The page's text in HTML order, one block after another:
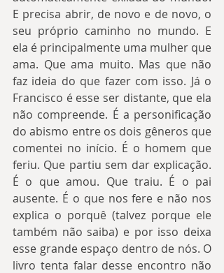
E precisa abrir, de novo e de novo, o
seu próprio caminho no mundo. E
ela é principalmente uma mulher que
ama. Que ama muito. Mas que não
faz ideia do que fazer com isso. Já o
Francisco é esse ser distante, que ela
não compreende. É a personificação
do abismo entre os dois gêneros que
comentei no início. É o homem que
feriu. Que partiu sem dar explicação.
É o que amou. Que traiu. É o pai
ausente. É o que nos fere e não nos
explica o porquê (talvez porque ele
também não saiba) e por isso deixa
esse grande espaço dentro de nós. O
livro tenta falar desse encontro não